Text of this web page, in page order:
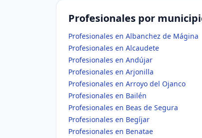
Profesionales por
Profesionales en Albanchez de Mágina
Profesionales en Alcaudete
Profesionales en Andújar
Profesionales en Arjonilla
Profesionales en Arroyo del Ojanco
Profesionales en Bailén
Profesionales en Beas de Segura
Profesionales en Begíjar
Profesionales en Benatae